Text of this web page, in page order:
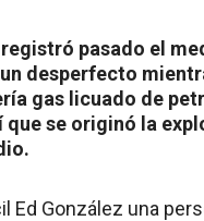
pasado el
desperfecto
gas licuado de
que se originó la
Ed González una